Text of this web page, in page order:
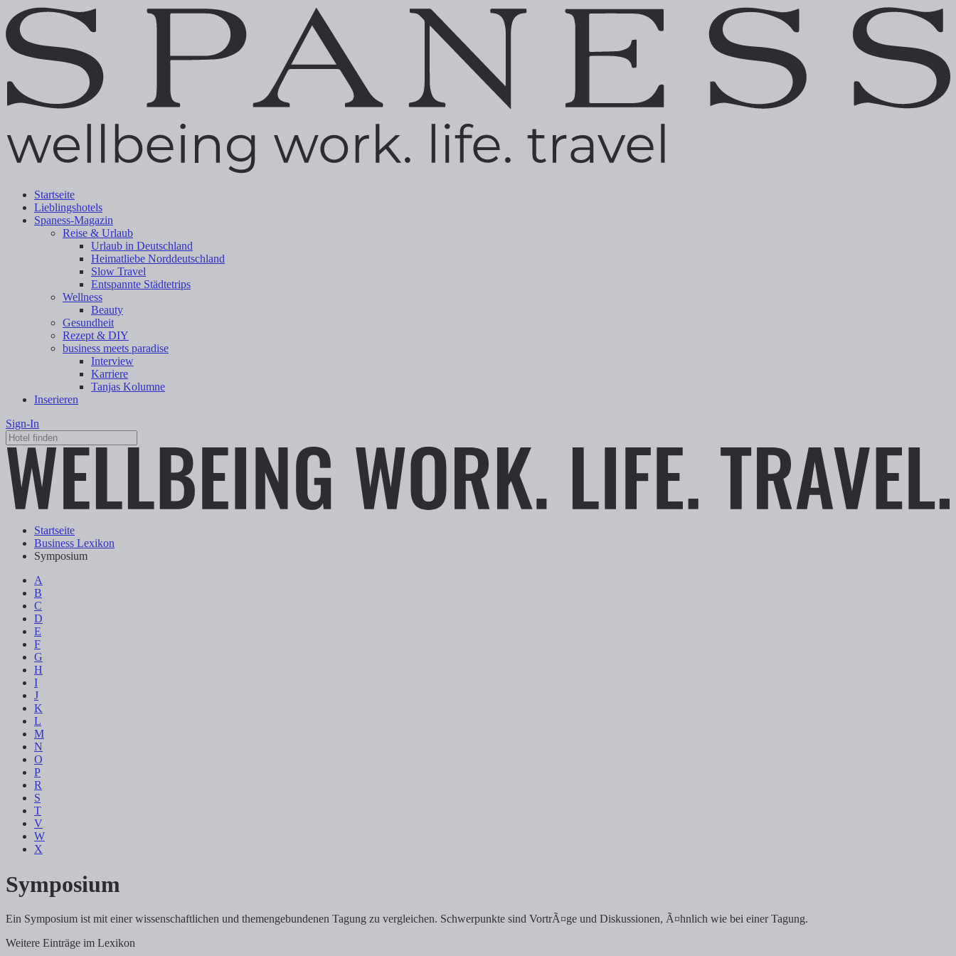
Startseite
Lieblingshotels
Spaness-Magazin
Reise & Urlaub
Urlaub in Deutschland
Heimatliebe Norddeutschland
Slow Travel
Entspannte Städtetrips
Wellness
Beauty
Gesundheit
Rezept & DIY
business meets paradise
Interview
Karriere
Tanjas Kolumne
Inserieren
Sign-In
Startseite
Business Lexikon
Symposium
A
B
C
D
E
F
G
H
I
J
K
L
M
N
O
P
R
S
T
V
W
X
Symposium
Ein Symposium ist mit einer wissenschaftlichen und themengebundenen Tagung zu vergleichen. Schwerpunkte sind VortrÃ¤ge und Diskussionen, Ã¤hnlich wie bei einer Tagung.
Weitere Einträge im Lexikon